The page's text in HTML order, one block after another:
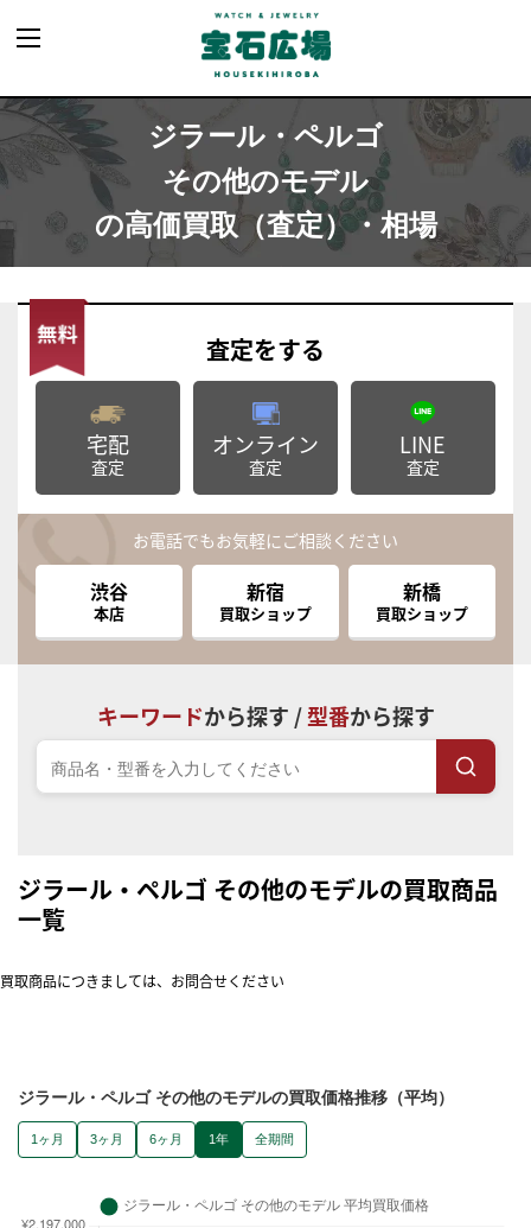
ジラール・ペルゴ
その他のモデル
の高価買取（査定）・相場
査定をする
宅配
査定
オンライン
査定
LINE
査定
お電話でもお気軽にご相談ください
渋谷
本店
新宿
買取ショップ
新橋
買取ショップ
キーワードから探す /型番から探す
ジラール・ペルゴ その他のモデルの買取商品
一覧
買取商品につきましては、お問合せください
ジラール・ペルゴ その他のモデルの買取価格推移（平均）
1ヶ月 3ヶ月 6ヶ月 1年 全期間